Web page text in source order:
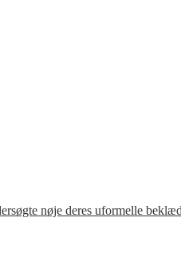
nøje deres uformelle